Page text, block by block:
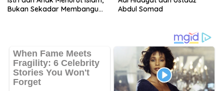
Bukan Sekadar Membangun
Abdul Somad